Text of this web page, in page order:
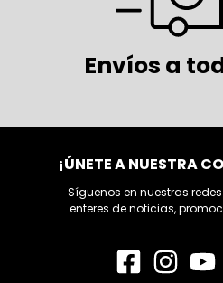
Envíos a
¡ÚNETE A NUESTRA
Síguenos en nuestras
enteres de noticias,